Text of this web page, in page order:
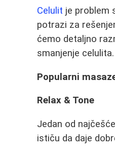
Celulit je problem
potrazi za
ćemo detaljno
smanjenje celulita.
Popularni
Relax & Tone
Jedan od
ističu da daje